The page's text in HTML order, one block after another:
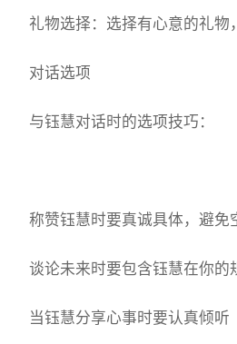
礼物选择：选择有心意的礼物
对话选项
与钰慧对话时的选项技巧：
称赞钰慧时要真诚具体，避免
谈论未来时要包含钰慧在你的
当钰慧分享心事时要认真倾听